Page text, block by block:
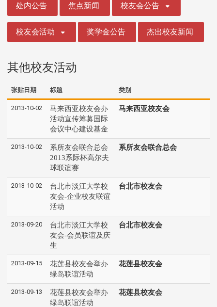
处内公告 焦点新闻 校友会公告
校友会活动 奖学金公告 杰出校友新闻
其他校友活动
张贴日期 标题 类别
2013-10-02
马来西亚校友会办
活动宣传筹募国际
会议中心建设基金
马来西亚校友会
2013-10-02
系所友会联合总会
2013系际杯高尔夫
球联谊赛
系所友会联合总会
2013-10-02
台北市淡江大学校
友会-企业校友联谊
活动
台北市校友会
2013-09-20
台北市淡江大学校
友会-会员联谊及庆
生
台北市校友会
2013-09-15
花莲县校友会举办
绿岛联谊活动
花莲县校友会
2013-09-13
花莲县校友会举办
绿岛联谊活动
花莲县校友会